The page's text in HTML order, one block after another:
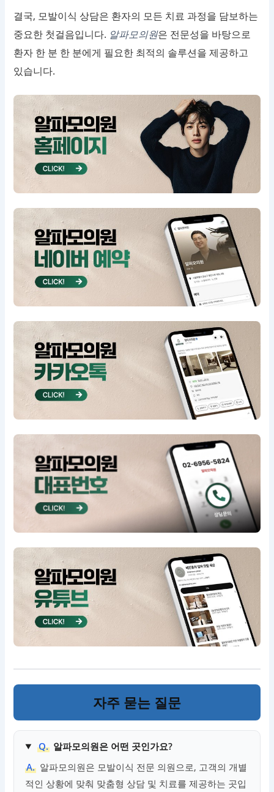
결국, 모발이식 상담은 환자의 모든 치료 과정을 담보하는
중요한 첫걸음입니다. 알파모의원은 전문성을 바탕으로
환자 한 분 한 분에게 필요한 최적의 솔루션을 제공하고
있습니다.
자주 묻는 질문
Q. 알파모의원은 어떤 곳인가요?
A. 알파모의원은 모발이식 전문 의원으로, 고객의 개별
적인 상황에 맞춰 맞춤형 상담 및 치료를 제공하는 곳입